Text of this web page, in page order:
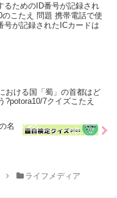
るためのID番号が記録され
こたえ 問題 携帯電話で使
号が記録されたICカードは
おける国「蜀」の首都はど
?potora10/7クイズこたえ
名
ライフメディア